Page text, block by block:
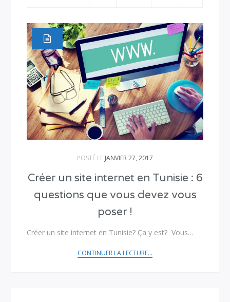
POSTÉ LE JANVIER 27, 2017
Créer un site internet en Tunisie : 6
questions que vous devez vous
poser !
Créer un site internet en Tunisie? Ça y est? Vous…
CONTINUER LA LECTURE...